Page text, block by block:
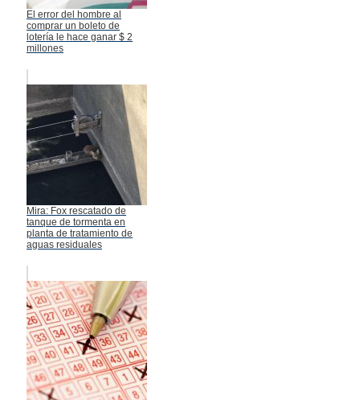
El error del hombre al
comprar un boleto de
lotería le hace ganar $ 2
millones
Mira: Fox rescatado de
tanque de tormenta en
planta de tratamiento de
aguas residuales